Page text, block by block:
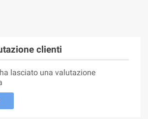
clienti
lasciato una valutazione